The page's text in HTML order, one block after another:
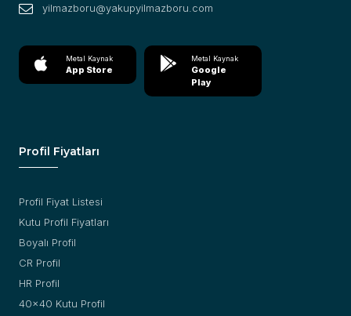
yilmazboru@yakupyilmazboru.com
Metal Kaynak
App Store
Metal Kaynak
Google
Play
Profil Fiyatları
Profil Fiyat Listesi
Kutu Profil Fiyatları
Boyalı Profil
CR Profil
HR Profil
40x40 Kutu Profil